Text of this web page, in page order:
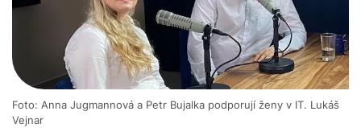
Foto: Anna Jugmannová a Petr Bujalka podporují ženy v IT. Lukáš
Vejnar